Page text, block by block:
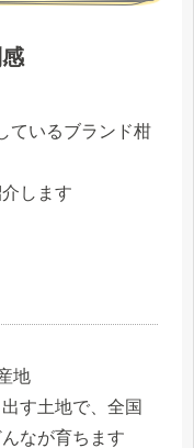
ているブランド柑
します
地
す土地で、全国
なが育ちます